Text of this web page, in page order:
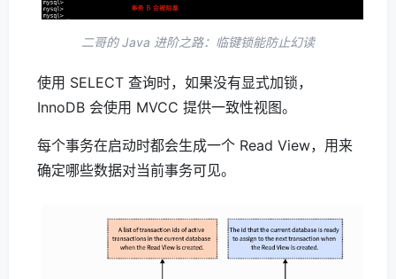
二哥的 Java 进阶之路：临键锁能防止幻读
使用 SELECT 查询时，如果没有显式加锁，
InnoDB 会使用 MVCC 提供一致性视图。
每个事务在启动时都会生成一个 Read View，用来
确定哪些数据对当前事务可见。